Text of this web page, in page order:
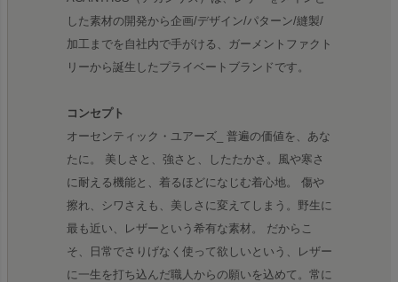
した素材の開発から企画/デザイン/パターン/縫製/
加工までを自社内で手がける、ガーメントファクト
リーから誕生したプライベートブランドです。
コンセプト
オーセンティック・ユアーズ_ 普遍の価値を、あな
たに。 美しさと、強さと、したたかさ。風や寒さ
に耐える機能と、着るほどになじむ着心地。 傷や
擦れ、シワさえも、美しさに変えてしまう。野生に
最も近い、レザーという希有な素材。 だからこ
そ、日常でさりげなく使って欲しいという、レザー
に一生を打ち込んだ職人からの願いを込めて。常に